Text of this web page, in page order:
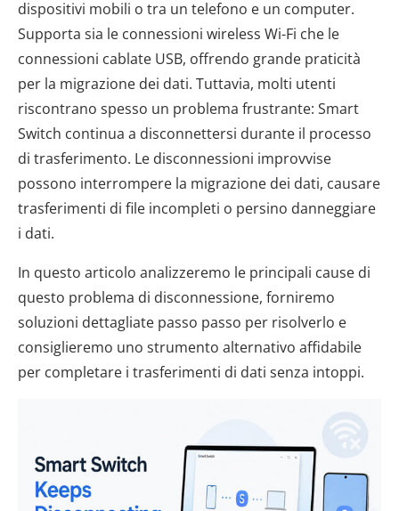
dispositivi mobili o tra un telefono e un computer.
Supporta sia le connessioni wireless Wi-Fi che le
connessioni cablate USB, offrendo grande praticità
per la migrazione dei dati. Tuttavia, molti utenti
riscontrano spesso un problema frustrante: Smart
Switch continua a disconnettersi durante il processo
di trasferimento. Le disconnessioni improvvise
possono interrompere la migrazione dei dati, causare
trasferimenti di file incompleti o persino danneggiare
i dati.
In questo articolo analizzeremo le principali cause di
questo problema di disconnessione, forniremo
soluzioni dettagliate passo passo per risolverlo e
consiglieremo uno strumento alternativo affidabile
per completare i trasferimenti di dati senza intoppi.